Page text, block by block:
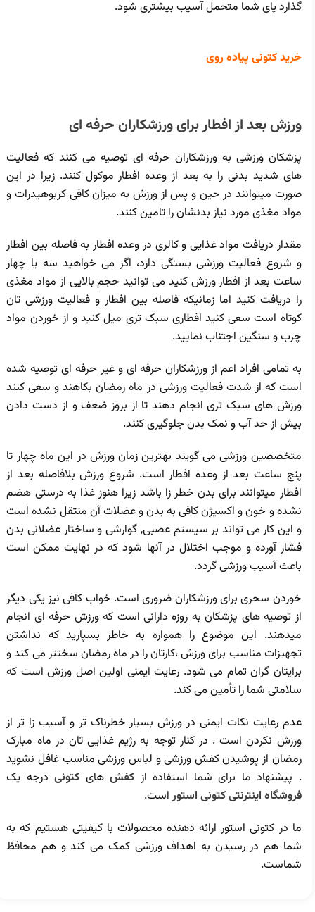
گذارد پای شما متحمل آسیب بیشتری شود.
خرید کتونی پیاده روی
ورزش بعد از افطار برای ورزشکاران حرفه ای
پزشکان ورزشی به ورزشکاران حرفه ای توصیه می‌ کنند که فعالیت
های شدید بدنی را به بعد از وعده افطار موکول کنند. زیرا در این
صورت میتوانند در حین و پس از ورزش به میزان کافی کربوهیدرات و
مواد مغذی مورد نیاز بدنشان را تامین کنند.
مقدار دریافت مواد غذایی و کالری در وعده افطار به فاصله بین افطار
و شروع فعالیت ورزشی بستگی دارد، اگر می خواهید سه یا چهار
ساعت بعد از افطار ورزش کنید می توانید حجم بالایی از مواد مغذی
را دریافت کنید اما زمانیکه فاصله بین افطار و فعالیت ورزشی تان
کوتاه است سعی کنید افطاری سبک تری میل کنید و از خوردن مواد
چرب و سنگین اجتناب نمایید.
به تمامی افراد اعم از ورزشکاران حرفه ای و غیر حرفه ای توصیه شده
است که از شدت فعالیت ورزشی در ماه رمضان بکاهند و سعی کنند
ورزش های سبک تری انجام دهند تا از بروز ضعف و از دست دادن
بیش از حد آب و نمک بدن جلوگیری کنند.
متخصصین ورزشی می گویند بهترین زمان ورزش در این ماه چهار تا
پنج ساعت بعد از وعده افطار است. شروع ورزش بلافاصله بعد از
افطار میتوانند برای بدن خطر زا باشد زیرا هنوز غذا به درستی هضم
نشده و خون و اکسیژن کافی به بدن و عضلات آن منتقل نشده است
و این کار می تواند بر سیستم عصبی, گوارشی و ساختار عضلانی بدن
فشار آورده و موجب اختلال در آنها شود که در نهایت ممکن است
باعث آسیب ورزشی گردد.
خوردن سحری برای ورزشکاران ضروری است. خواب کافی نیز یکی دیگر
از توصیه های پزشکان به روزه دارانی است که ورزش حرفه ای انجام
میدهند. این موضوع را همواره به خاطر بسپارید که نداشتن
تجهیزات مناسب برای ورزش ،کارتان را در ماه رمضان سختتر می کند و
برایتان گران تمام می شود. رعایت ایمنی اولین اصل ورزش است که
سلامتی شما را تأمین می کند.
عدم رعایت نکات ایمنی در ورزش بسیار خطرناک تر و آسیب زا تر از
ورزش نکردن است . در کنار توجه به رژیم غذایی تان در ماه مبارک
رمضان از پوشیدن کفش ورزشی و لباس ورزشی مناسب غافل نشوید
. پیشنهاد ما برای شما استفاده از کفشهای کتونیدرجه یک
فروشگاه اینترنتی کتونی استوراست.
ما در کتونی استور ارائه دهنده محصولات با کیفیتی هستیم که به
شما هم در رسیدن به اهداف ورزشی کمک می کند و هم محافظ
شماست.